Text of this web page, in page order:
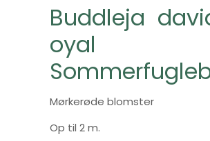
Buddleja
oyal
Mørkerøde blomster
Op til 2 m.